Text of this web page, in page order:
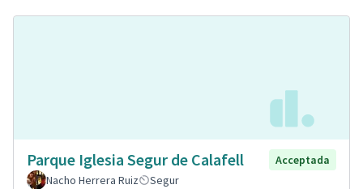
Parque Iglesia Segur de Calafell
Acceptada
Nacho Herrera Ruiz
Segur